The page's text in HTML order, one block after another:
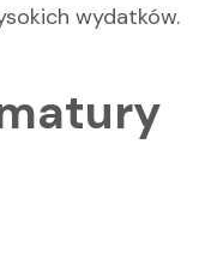
wydatków.